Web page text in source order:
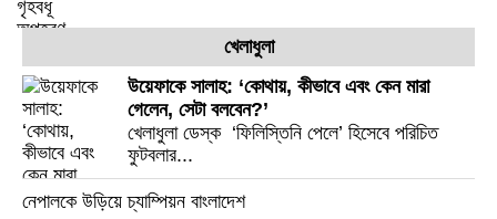
খেলাধুলা
উয়েফাকে সালাহ: ‘কোথায়, কীভাবে এবং কেন মারা
গেলেন, সেটা বলবেন?’
খেলাধুলা ডেস্ক ‘ফিলিস্তিনি পেলে’ হিসেবে পরিচিত
ফুটবলার...
নেপালকে উড়িয়ে চ্যাম্পিয়ন বাংলাদেশ